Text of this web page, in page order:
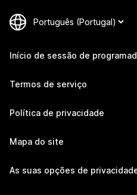
Início de sessão de
Termos de serviço
Política de privacidade
Mapa do site
As suas opções de